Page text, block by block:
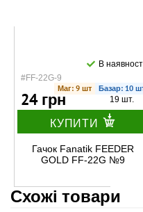
#FF-22G-9
В
Маг: 9 шт Базар: 10
24 грн 19 шт.
КУПИТИ
Гачок Fanatik FEEDER
GOLD FF-22G №9
Схожі товари